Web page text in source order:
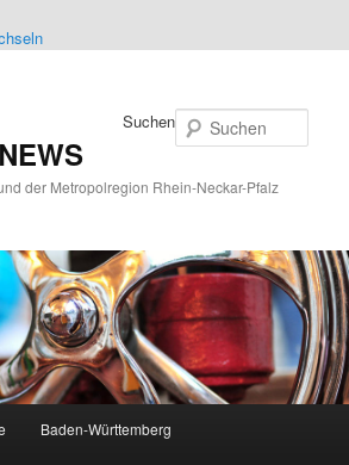
der Metropolregion Rhein-Neckar-Pfalz
Suchen
Baden-Württemberg